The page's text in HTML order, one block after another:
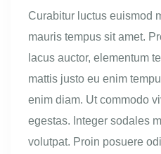
Curabitur luctus euismod
mauris tempus sit amet.
lacus auctor, elementum
mattis justo eu enim
enim diam. Ut commodo
egestas. Integer sodales
volutpat. Proin posuere